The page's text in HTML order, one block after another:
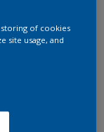
online
we werken
storing of cookies
site usage, and